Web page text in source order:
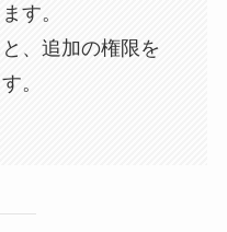
す。
、追加の権限を
。